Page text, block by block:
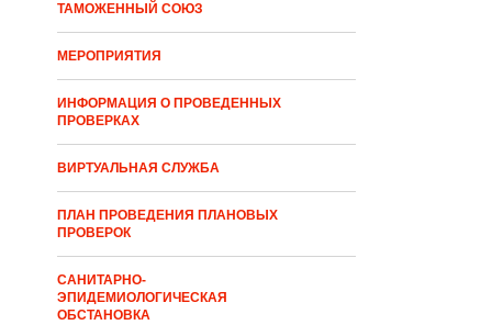
ТАМОЖЕННЫЙ СОЮЗ
МЕРОПРИЯТИЯ
ИНФОРМАЦИЯ О ПРОВЕДЕННЫХ
ПРОВЕРКАХ
ВИРТУАЛЬНАЯ СЛУЖБА
ПЛАН ПРОВЕДЕНИЯ ПЛАНОВЫХ
ПРОВЕРОК
САНИТАРНО-
ЭПИДЕМИОЛОГИЧЕСКАЯ
ОБСТАНОВКА